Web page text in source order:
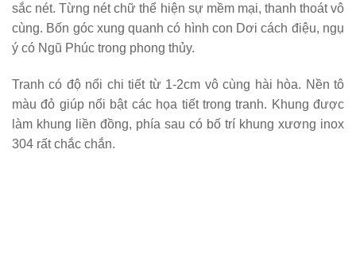
sắc nét. Từng nét chữ thể hiện sự mềm mại, thanh thoát vô
cùng. Bốn góc xung quanh có hình con Dơi cách điệu, ngụ
ý có Ngũ Phúc trong phong thủy.
Tranh có độ nổi chi tiết từ 1-2cm vô cùng hài hòa. Nền tô
màu đỏ giúp nổi bật các họa tiết trong tranh. Khung được
làm khung liền đồng, phía sau có bố trí khung xương inox
304 rất chắc chắn.